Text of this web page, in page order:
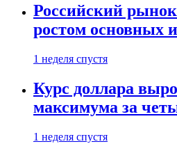
Российский
ростом основных
1 неделя спустя
Курс доллара
максимума за
1 неделя спустя